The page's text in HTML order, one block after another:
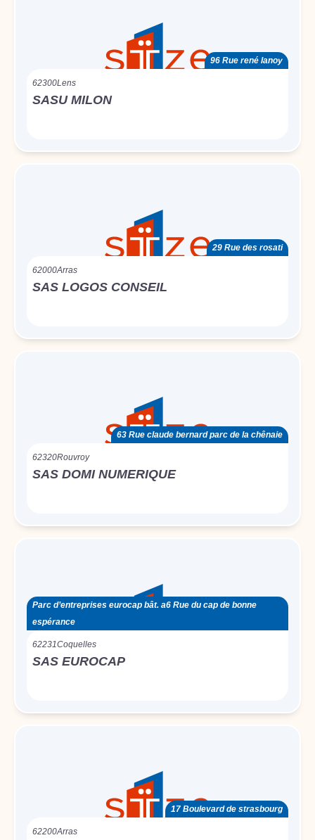
96 Rue rené lanoy
62300Lens
SASU MILON
29 Rue des rosati
62000Arras
SAS LOGOS CONSEIL
63 Rue claude bernard parc de la chênaie
62320Rouvroy
SAS DOMI NUMERIQUE
Parc d’entreprises eurocap bât. a6 Rue du cap de bonne
espérance
62231Coquelles
SAS EUROCAP
17 Boulevard de strasbourg
62200Arras